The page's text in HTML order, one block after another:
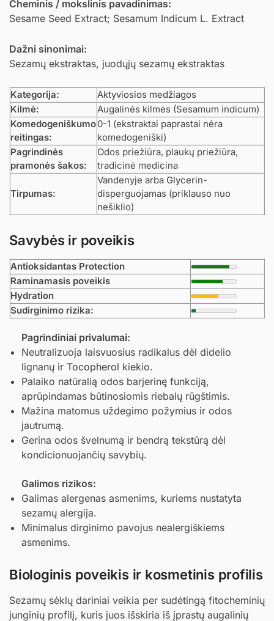
Cheminis / mokslinis pavadinimas:
Sesame Seed Extract; Sesamum Indicum L. Extract
Dažni sinonimai:
Sezamų ekstraktas, juodųjų sezamų ekstraktas
Kategorija:
Aktyviosios medžiagos
Kilmė:
Augalinės kilmės (Sesamum indicum)
Komedogeniškumo
reitingas:
0-1 (ekstraktai paprastai nėra
komedogeniški)
Pagrindinės
pramonės šakos:
Odos priežiūra, plaukų priežiūra,
tradicinė medicina
Tirpumas:
Vandenyje arba Glycerin-
disperguojamas (priklauso nuo
nešiklio)
Savybės ir poveikis
Antioksidantas Protection
Raminamasis poveikis
Hydration
Sudirginimo rizika:
Pagrindiniai privalumai:
Neutralizuoja laisvuosius radikalus dėl didelio
lignanų ir Tocopherol kiekio.
Palaiko natūralią odos barjerinę funkciją,
aprūpindamas būtinosiomis riebalų rūgštimis.
Mažina matomus uždegimo požymius ir odos
jautrumą.
Gerina odos švelnumą ir bendrą tekstūrą dėl
kondicionuojančių savybių.
Galimos rizikos:
Galimas alergenas asmenims, kuriems nustatyta
sezamų alergija.
Minimalus dirginimo pavojus nealergiškiems
asmenims.
Biologinis poveikis ir kosmetinis profilis
Sezamų sėklų dariniai veikia per sudėtingą fitocheminių
junginių profilį, kuris juos išskiria iš įprastų augalinių